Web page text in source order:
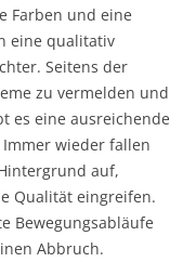
Farben und eine
eine qualitativ
Seitens der
zu vermelden und
es eine ausreichende
wieder fallen
auf,
Qualität eingreifen.
Bewegungsabläufe
Abbruch.